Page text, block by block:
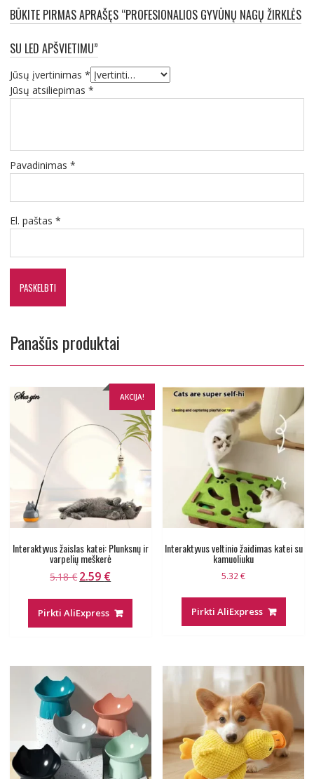
BŪKITE PIRMAS APRAŠĘS “PROFESIONALIOS GYVŪNŲ NAGŲ ŽIRKLĖS
SU LED APŠVIETIMU”
Jūsų įvertinimas *
Jūsų atsiliepimas *
Pavadinimas *
El. paštas *
Panašūs produktai
AKCIJA!
Interaktyvus žaislas katei: Plunksnų ir
varpelių meškerė
5.18€ Original
5.18 €.
2.59 €Current
2.59 €.
Pirkti AliExpress
Interaktyvus veltinio žaidimas katei su
kamuoliuku
5.32€
Pirkti AliExpress